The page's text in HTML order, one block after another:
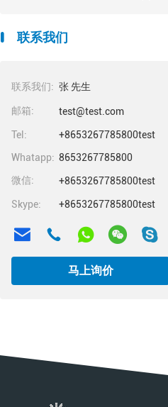
联系我们
联系我们: 张 先生
邮箱: test@test.com
Tel:
+8653267785800test
Whatapp: 8653267785800
微信:
+8653267785800test
Skype: +8653267785800test
马上询价